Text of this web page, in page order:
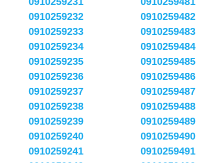
0910259232
0910259233
0910259234
0910259235
0910259236
0910259237
0910259238
0910259239
0910259240
0910259241
0910259482
0910259483
0910259484
0910259485
0910259486
0910259487
0910259488
0910259489
0910259490
0910259491